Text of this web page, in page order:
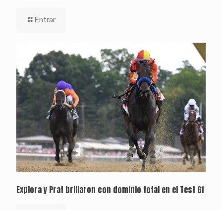
Entrar
Explora y Prat brillaron con dominio total en el Test G1